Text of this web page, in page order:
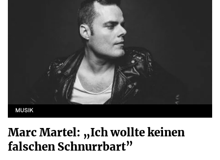
MUSIK
Marc Martel: „Ich wollte keinen
falschen Schnurrbart”